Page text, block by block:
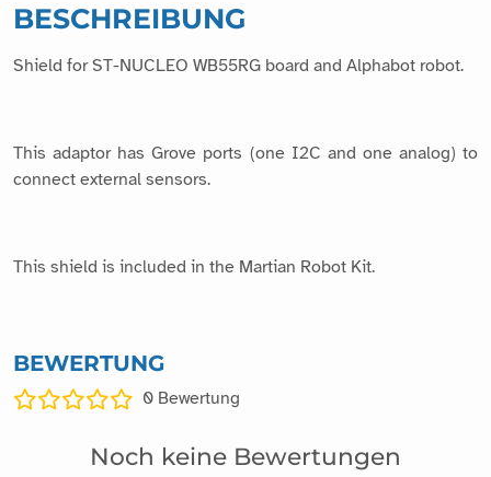
BESCHREIBUNG
Shield for ST-NUCLEO WB55RG board and Alphabot robot.
This adaptor has Grove ports (one I2C and one analog) to
connect external sensors.
This shield is included in the Martian Robot Kit.
BEWERTUNG
0 Bewertung
Noch keine Bewertungen